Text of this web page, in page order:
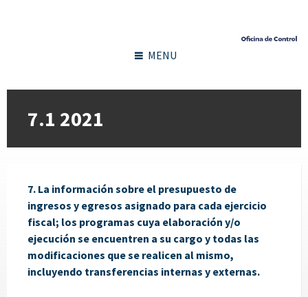
MENU
7.1 2021
7. La información sobre el presupuesto de
ingresos y egresos asignado para cada ejercicio
fiscal; los programas cuya elaboración y/o
ejecución se encuentren a su cargo y todas las
modificaciones que se realicen al mismo,
incluyendo transferencias internas y externas.